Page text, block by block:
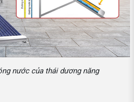
nước của thái dương năng